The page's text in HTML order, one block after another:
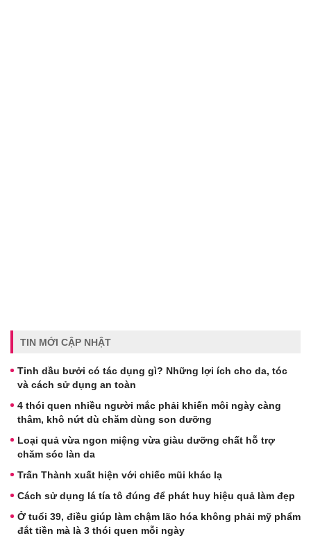
TIN MỚI CẬP NHẬT
Tinh dầu bưởi có tác dụng gì? Những lợi ích cho da, tóc
và cách sử dụng an toàn
4 thói quen nhiều người mắc phải khiến môi ngày càng
thâm, khô nứt dù chăm dùng son dưỡng
Loại quả vừa ngon miệng vừa giàu dưỡng chất hỗ trợ
chăm sóc làn da
Trấn Thành xuất hiện với chiếc mũi khác lạ
Cách sử dụng lá tía tô đúng để phát huy hiệu quả làm đẹp
Ở tuổi 39, điều giúp làm chậm lão hóa không phải mỹ phẩm
đắt tiền mà là 3 thói quen mỗi ngày